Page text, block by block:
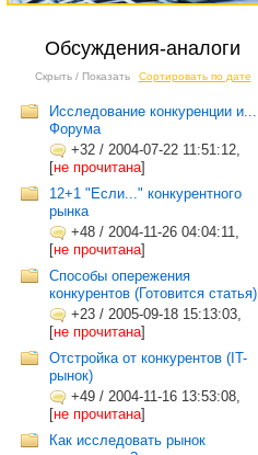
Обсуждения-аналоги
Скрыть / Показать Сортировать по дате
Исследование конкуренции и...
Форума
+32 / 2004-07-22 11:51:12,
[не прочитана]
12+1 "Если..." конкурентного
рынка
+48 / 2004-11-26 04:04:11,
[не прочитана]
Способы опережения
конкурентов (Готовится статья)
+23 / 2005-09-18 15:13:03,
[не прочитана]
Отстройка от конкурентов (IT-
рынок)
+49 / 2004-11-16 13:53:08,
[не прочитана]
Как исследовать рынок